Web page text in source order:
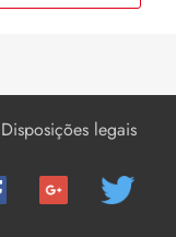
Disposições legais